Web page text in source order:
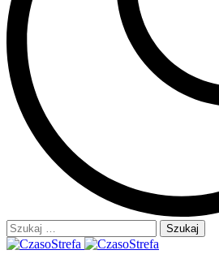
Szukaj: